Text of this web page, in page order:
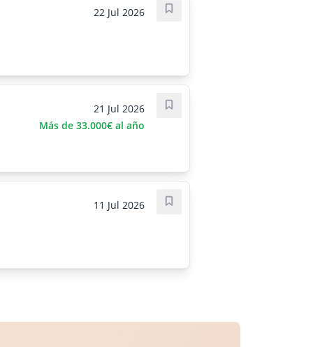
22 Jul 2026 Save job
21 Jul 2026
Más de 33.000€ al año
Save job
11 Jul 2026 Save job